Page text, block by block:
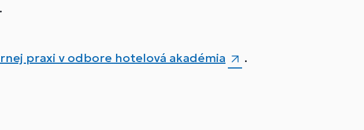
praxi v odbore hotelová akadémia .